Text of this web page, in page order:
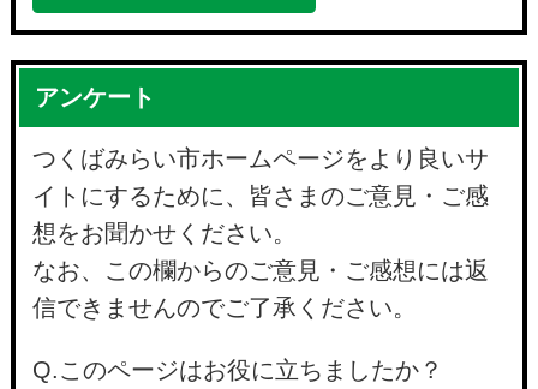
アンケート
つくばみらい市ホームページをより良いサ
イトにするために、皆さまのご意見・ご感
想をお聞かせください。
なお、この欄からのご意見・ご感想には返
信できませんのでご了承ください。
Q.このページはお役に立ちましたか？